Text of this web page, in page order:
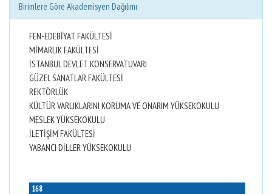
Birimlere Göre Akademisyen Dağılımı
FEN-EDEBİYAT FAKÜLTESİ
MİMARLIK FAKÜLTESİ
İSTANBUL DEVLET KONSERVATUVARI
GÜZEL SANATLAR FAKÜLTESİ
REKTÖRLÜK
KÜLTÜR VARLIKLARINI KORUMA VE ONARIM YÜKSEKOKULU
MESLEK YÜKSEKOKULU
İLETİŞİM FAKÜLTESİ
YABANCI DİLLER YÜKSEKOKULU
168